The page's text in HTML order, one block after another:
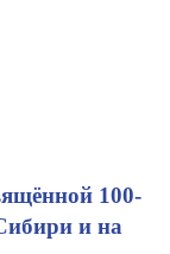
100-
и на